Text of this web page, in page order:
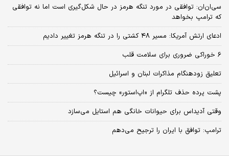
سی‌ان‌ان: توافقی در مورد تنگه هرمز در حال شکل‌گیری است اما نه توافقی
که ترامپ بخواهد
ادعای ارتش آمریکا: مسیر ۴۸ کشتی را در تنگه هرمز تغییر دادیم
6 خوراکی ضروری برای سلامت قلب
تعلیق زودهنگام مذاکرات لبنان و اسرائیل
پشت پرده حذف تلگرام از «اپ‌استور» چیست؟
وقتی آدیداس برای حیوانات خانگی هم استایل می‌سازد
ترامپ: توافق با ایران را ترجیح می‌دهم